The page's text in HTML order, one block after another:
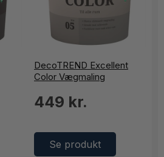
DecoTREND Excellent
Color Vægmaling
449 kr.
Se produkt